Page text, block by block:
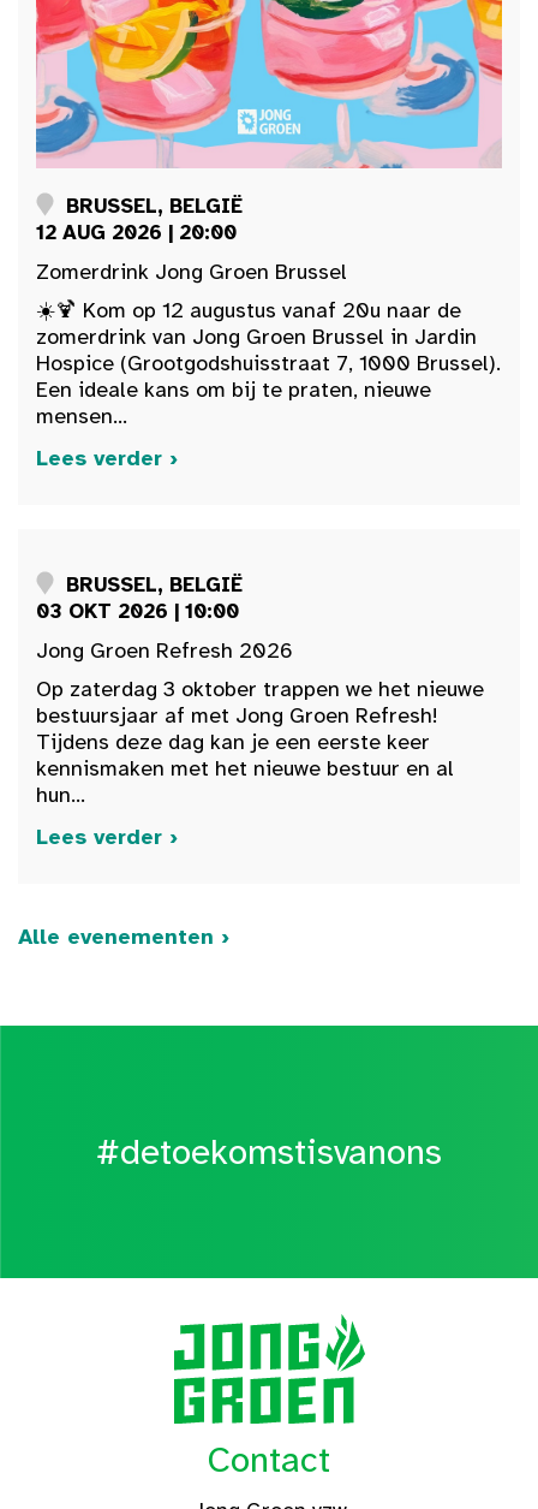
BRUSSEL, BELGIË
12 AUG 2026 | 20:00
Zomerdrink Jong Groen Brussel
☀️🍹 Kom op 12 augustus vanaf 20u naar de
zomerdrink van Jong Groen Brussel in Jardin
Hospice (Grootgodshuisstraat 7, 1000 Brussel).
Een ideale kans om bij te praten, nieuwe
mensen...
Lees verder ›
BRUSSEL, BELGIË
03 OKT 2026 | 10:00
Jong Groen Refresh 2026
Op zaterdag 3 oktober trappen we het nieuwe
bestuursjaar af met Jong Groen Refresh!
Tijdens deze dag kan je een eerste keer
kennismaken met het nieuwe bestuur en al
hun...
Lees verder ›
Alle evenementen ›
#detoekomstisvanons
Contact